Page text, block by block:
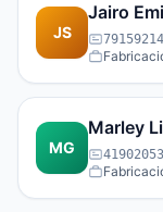
JS
Jairo
79159214
MG
Marley
41902053